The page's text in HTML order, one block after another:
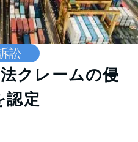
訟
クレームの侵
認定